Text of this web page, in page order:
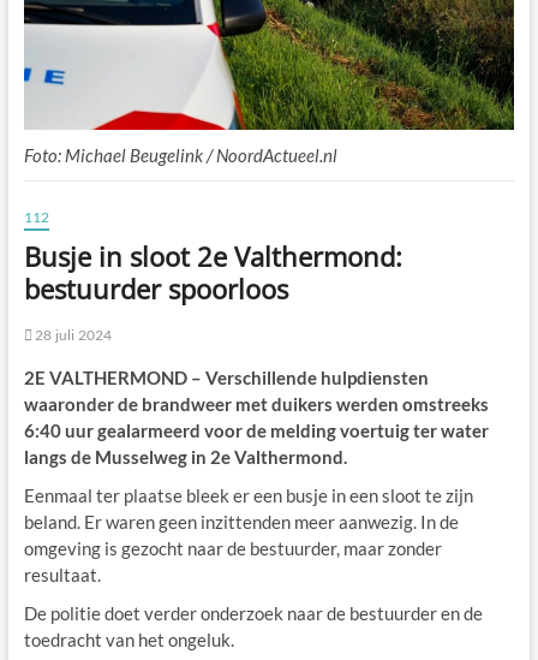
Foto: Michael Beugelink / NoordActueel.nl
112
Busje in sloot 2e Valthermond:
bestuurder spoorloos
28 juli 2024
2E VALTHERMOND – Verschillende hulpdiensten
waaronder de brandweer met duikers werden omstreeks
6:40 uur gealarmeerd voor de melding voertuig ter water
langs de Musselweg in 2e Valthermond.
Eenmaal ter plaatse bleek er een busje in een sloot te zijn
beland. Er waren geen inzittenden meer aanwezig. In de
omgeving is gezocht naar de bestuurder, maar zonder
resultaat.
De politie doet verder onderzoek naar de bestuurder en de
toedracht van het ongeluk.